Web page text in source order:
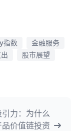
指数
金融服务
股市展望
力：为什么
价值链投资